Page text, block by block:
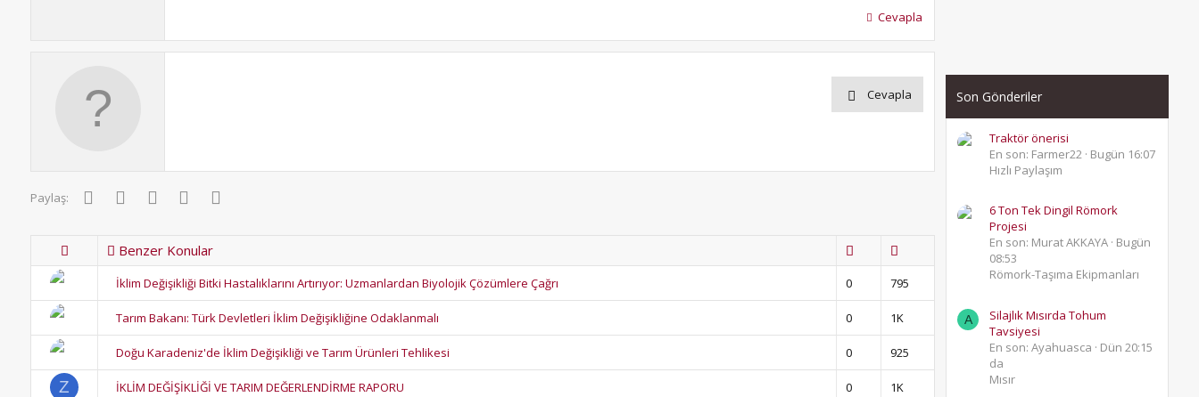
Cevapla
Cevapla
Paylaş: Facebook
Twitter PinterestWhatsApp
Benzer Konular
İklim Değişikliği Bitki Hastalıklarını Artırıyor: Uzmanlardan Biyolojik Çözümlere Çağrı 0 795
Tarım Bakanı: Türk Devletleri İklim Değişikliğine Odaklanmalı 0 1K
Doğu Karadeniz'de İklim Değişikliği ve Tarım Ürünleri Tehlikesi 0 925
Z İKLİM DEĞİŞİKLİĞİ VE TARIM DEĞERLENDİRME RAPORU 0 1K
Son Gönderiler
Traktör önerisi
En son: Farmer22 Bugün 16:07
Hızlı Paylaşım
6 Ton Tek Dingil Römork
Projesi
En son: Murat AKKAYA Bugün
08:53
Römork-Taşıma Ekipmanları
A
Silajlık Mısırda Tohum
Tavsiyesi
En son: Ayahuasca
Dün 20:15
da
Mısır